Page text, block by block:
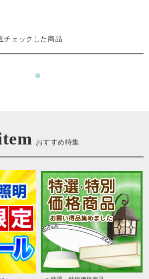
チェックした商品
おすすめ特集